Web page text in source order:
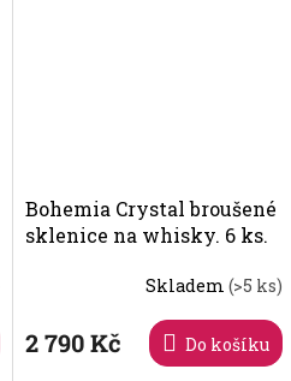
Bohemia Crystal broušené
sklenice na whisky. 6 ks.
produktu
je
Skladem(>5 ks)
2 790 Kč Do košíku